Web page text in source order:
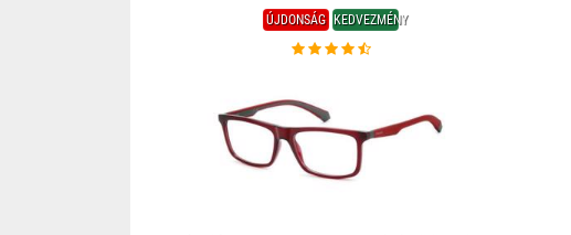
ÚJDONSÁG KEDVEZMÉNY